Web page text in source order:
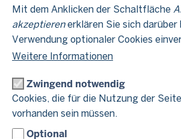
Mit dem Anklicken der Schaltfläche
akzeptierenerklären Sie sich darüber
Verwendung optionaler Cookies
Weitere Informationen
Zwingend notwendig
Cookies, die für die Nutzung der
vorhanden sein müssen.
Optional
den Kindergarten
eine Kindertagesstätte
einen Kinderhort oder
ähnliche Einrichtungen
eine
Kindertagespflegeperson
eine/ein Aupair, eine
Erzieherin oder ein